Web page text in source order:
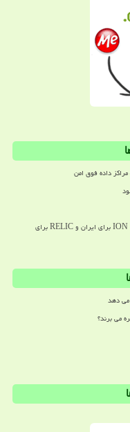
داده فوق امن
گوگل شیوه نام گذاری گروههای تهدید سایبری را تغییر داد ION برای ایران و RELIC برای
می دهد
می برند؟